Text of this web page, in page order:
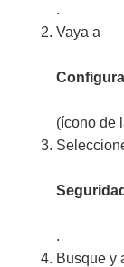
.
Vaya a
(ícono de
Seguridad
.
Busque y